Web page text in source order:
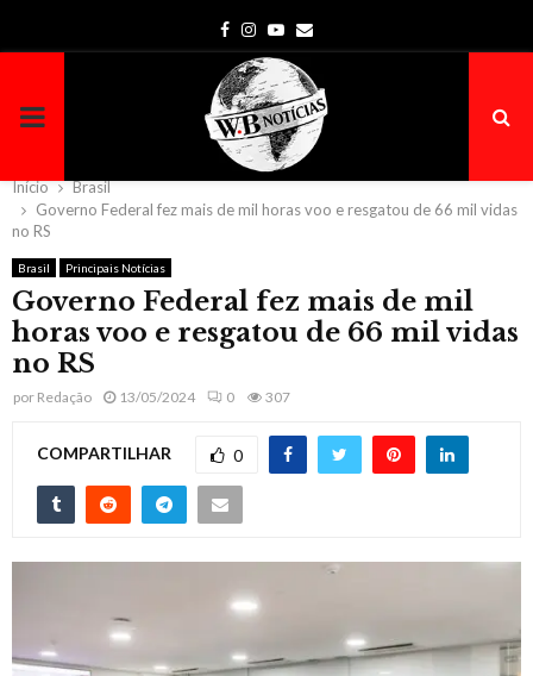
Facebook
Instagram
Youtube
Email
PRIMARY
MENU
Início
Brasil
Governo Federal fez mais de mil horas voo e resgatou de 66 mil vidas
no RS
Brasil Principais Notícias
Governo Federal fez mais de mil
horas voo e resgatou de 66 mil vidas
no RS
por Redação 13/05/2024 0 307
COMPARTILHAR 0